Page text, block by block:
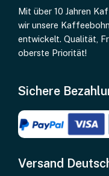
empfindliche Bauteile
Reinigungstabletten
Schritt-für-Schritt-
Warten, bis
Mit über 10 Jahren
wir unsere
entwickelt. Qualität,
oberste Priorität!
Sichere
Versand